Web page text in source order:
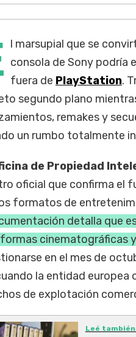
l marsupial que se
consola de Sony podría
fuera de PlayStation.
segundo plano
remakes y
un rumbo totalmente
de Propiedad
oficial que confirma el
formatos de
detalla que
cinematográficas
en el mes de
la entidad
de explotación
Leé